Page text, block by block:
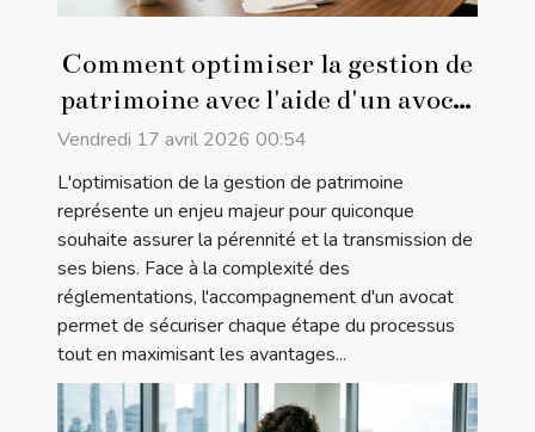
Comment optimiser la gestion de
patrimoine avec l'aide d'un avocat
?
Vendredi 17 avril 2026 00:54
L'optimisation de la gestion de patrimoine
représente un enjeu majeur pour quiconque
souhaite assurer la pérennité et la transmission de
ses biens. Face à la complexité des
réglementations, l'accompagnement d'un avocat
permet de sécuriser chaque étape du processus
tout en maximisant les avantages...